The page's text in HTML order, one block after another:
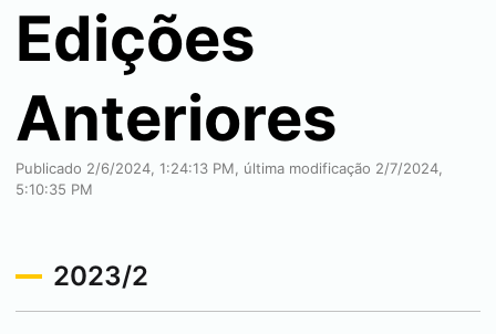
Edições
Anteriores
Publicado 2/6/2024, 1:24:13 PM, última modificação 2/7/2024,
5:10:35 PM
2023/2